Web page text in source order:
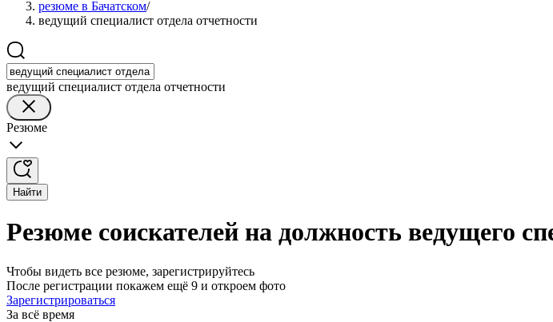
резюме в Бачатском/
ведущий специалист отдела отчетности
ведущий специалист отдела отчетности
Резюме
Найти
Резюме соискателей на должность ведущего
Чтобы видеть все резюме, зарегистрируйтесь
После регистрации покажем ещё 9 и откроем фото
Зарегистрироваться
За всё время